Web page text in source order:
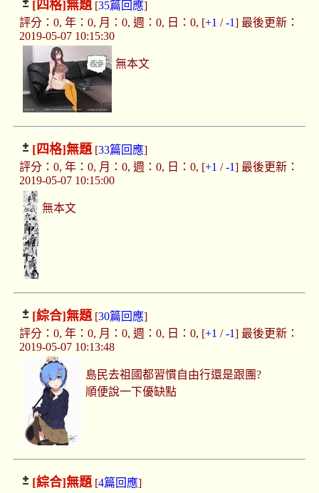
[四格]無題[35篇回應]
評分：0, 年：0, 月：0, 週：0, 日：0, [+1 /-1] 最後更新：
2019-05-07 10:15:30
無本文
[四格]無題[33篇回應]
評分：0, 年：0, 月：0, 週：0, 日：0, [+1 /-1] 最後更新：
2019-05-07 10:15:00
無本文
[綜合]無題[30篇回應]
評分：0, 年：0, 月：0, 週：0, 日：0, [+1 /-1] 最後更新：
2019-05-07 10:13:48
島民去祖國都習慣自由行還是跟團?
順便說一下優缺點
[綜合]無題[4篇回應]